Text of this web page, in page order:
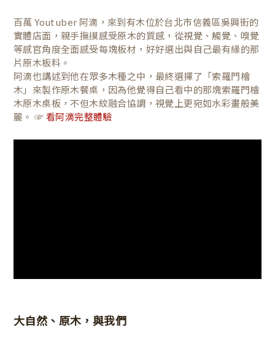
百萬 Youtuber 阿滴，來到有木位於台北市信義區吳興街的
實體店面，親手撫摸感受原木的質感，從視覺、觸覺、嗅覺
等感官角度全面感受每塊板材，好好選出與自己最有緣的那
片原木板料。
阿滴也講述到他在眾多木種之中，最終選擇了「索羅門檜
木」來製作原木餐桌，因為他覺得自己看中的那塊索羅門檜
木原木桌板，不但木紋融合協調，視覺上更宛如水彩畫般美
麗。 ☞ 看阿滴完整體驗
大自然、原木，與我們